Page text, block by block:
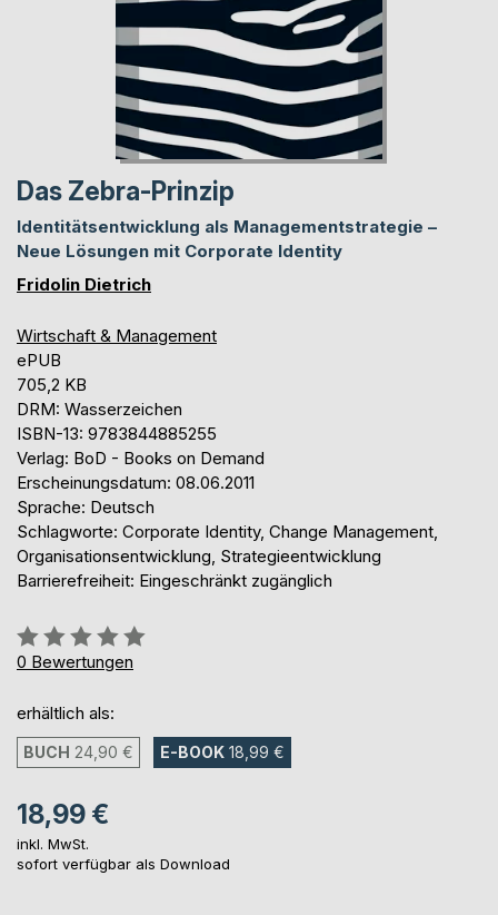
Das Zebra-Prinzip
Identitätsentwicklung als Managementstrategie –
Neue Lösungen mit Corporate Identity
Fridolin Dietrich
Wirtschaft & Management
ePUB
705,2 KB
DRM: Wasserzeichen
ISBN-13: 9783844885255
Verlag: BoD - Books on Demand
Erscheinungsdatum: 08.06.2011
Sprache: Deutsch
Schlagworte: Corporate Identity, Change Management,
Organisationsentwicklung, Strategieentwicklung
Barrierefreiheit: Eingeschränkt zugänglich
Bewertung::
0%
0 Bewertungen
erhältlich als:
BUCH 24,90 € E-BOOK 18,99 €
18,99 €
inkl. MwSt.
sofort verfügbar als Download